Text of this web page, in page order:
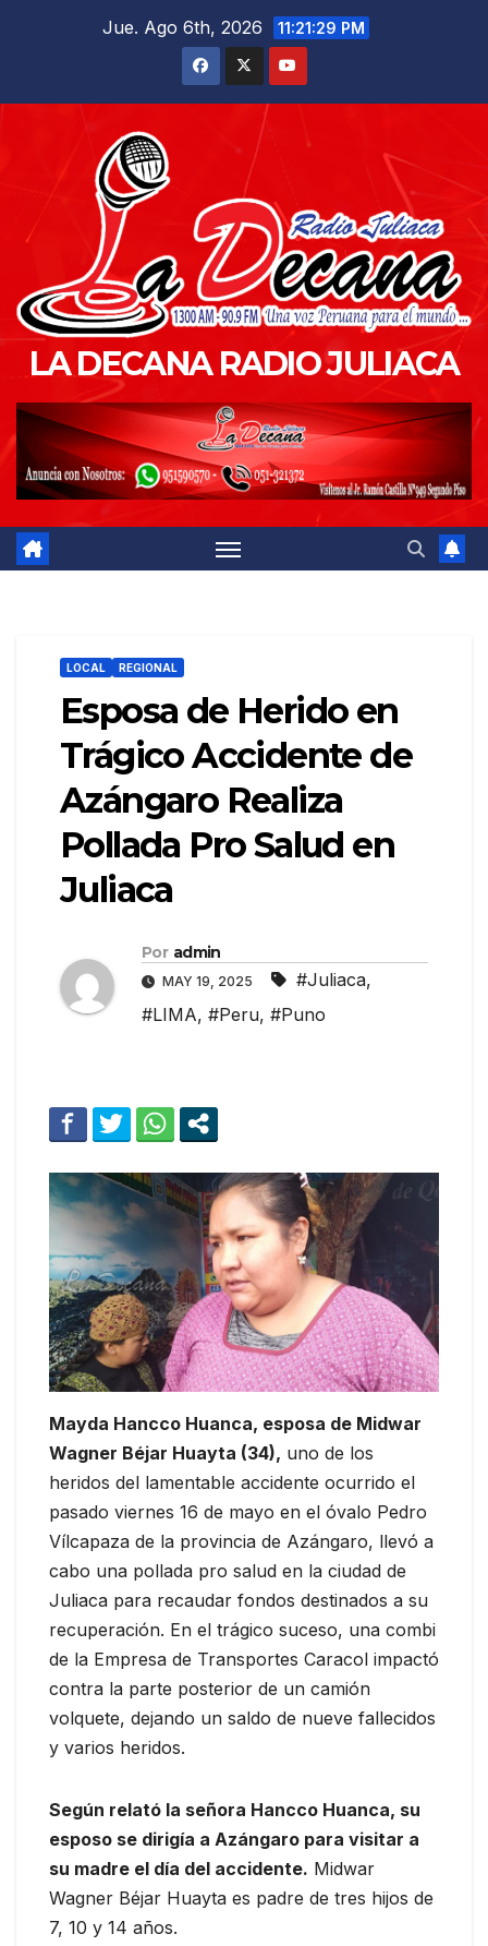
Jue. Ago 6th, 2026 11:21:30 PM
LA DECANA RADIO JULIACA
LOCAL REGIONAL
Esposa de Herido en
Trágico Accidente de
Azángaro Realiza
Pollada Pro Salud en
Juliaca
Por admin
MAY 19, 2025 #Juliaca,
#LIMA, #Peru, #Puno
Mayda Hancco Huanca, esposa de Midwar
Wagner Béjar Huayta (34), uno de los
heridos del lamentable accidente ocurrido el
pasado viernes 16 de mayo en el óvalo Pedro
Vílcapaza de la provincia de Azángaro, llevó a
cabo una pollada pro salud en la ciudad de
Juliaca para recaudar fondos destinados a su
recuperación. En el trágico suceso, una combi
de la Empresa de Transportes Caracol impactó
contra la parte posterior de un camión
volquete, dejando un saldo de nueve fallecidos
y varios heridos.
Según relató la señora Hancco Huanca, su
esposo se dirigía a Azángaro para visitar a
su madre el día del accidente. Midwar
Wagner Béjar Huayta es padre de tres hijos de
7, 10 y 14 años.